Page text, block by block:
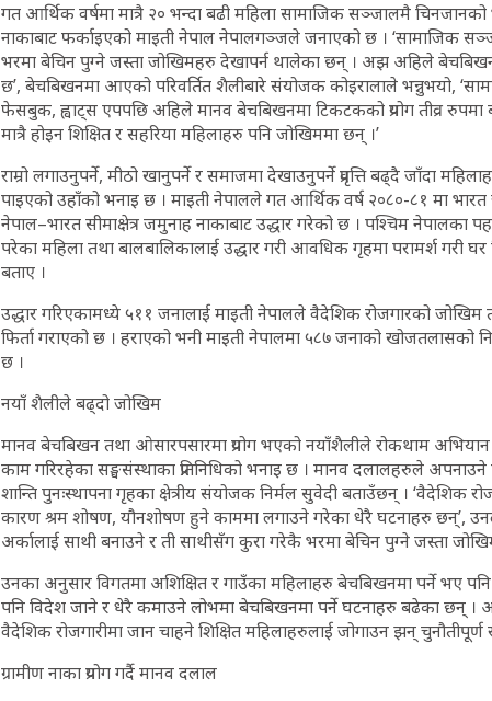
गत आर्थिक वर्षमा मात्रै २० भन्दा बढी महिला सामाजिक सञ्जालमै
नाकाबाट फर्काइएको माइती नेपाल नेपालगञ्जले जनाएको छ । ‘सामाजिक
भरमा बेचिन पुग्ने जस्ता जोखिमहरु देखापर्न थालेका छन् । अझ अहिले
छ’, बेचबिखनमा आएको परिवर्तित शैलीबारे संयोजक कोइरालाले भन्नुभयो,
फेसबुक, ह्वाट्स एपपछि अहिले मानव बेचबिखनमा टिकटकको प्रयोग तीव्र
मात्रै होइन शिक्षित र सहरिया महिलाहरु पनि जोखिममा छन् ।’
राम्रो लगाउनुपर्ने, मीठो खानुपर्ने र समाजमा देखाउनुपर्ने प्रवृत्ति बढ्दै जाँदा
पाइएको उहाँको भनाइ छ । माइती नेपालले गत आर्थिक वर्ष २०८०-८१ मा
नेपाल–भारत सीमाक्षेत्र जमुनाह नाकाबाट उद्धार गरेको छ । पश्चिम नेपालका
परेका महिला तथा बालबालिकालाई उद्धार गरी आवधिक गृहमा परामर्श गरी
बताए ।
उद्धार गरिएकामध्ये ५११ जनालाई माइती नेपालले वैदेशिक रोजगारको जोखिम
फिर्ता गराएको छ । हराएको भनी माइती नेपालमा ५८७ जनाको खोजतलासको
छ ।
नयाँ शैलीले बढ्दो जोखिम
मानव बेचबिखन तथा ओसारपसारमा प्रयोग भएको नयाँशैलीले रोकथाम
काम गरिरहेका सङ्घसंस्थाका प्रतिनिधिको भनाइ छ । मानव दलालहरुले
शान्ति पुनःस्थापना गृहका क्षेत्रीय संयोजक निर्मल सुवेदी बताउँछन् । ‘वैदेशिक
कारण श्रम शोषण, यौनशोषण हुने काममा लगाउने गरेका धेरै घटनाहरु छन्’,
अर्कालाई साथी बनाउने र ती साथीसँग कुरा गरेकै भरमा बेचिन पुग्ने जस्ता
उनका अनुसार विगतमा अशिक्षित र गाउँका महिलाहरु बेचबिखनमा पर्ने भए
पनि विदेश जाने र धेरै कमाउने लोभमा बेचबिखनमा पर्ने घटनाहरु बढेका छन् ।
वैदेशिक रोजगारीमा जान चाहने शिक्षित महिलाहरुलाई जोगाउन झन् चुनौतीपूर्ण
ग्रामीण नाका प्रयोग गर्दै मानव दलाल